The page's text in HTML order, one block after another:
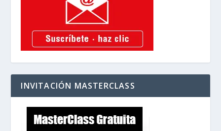
INVITACIÓN MASTERCLASS